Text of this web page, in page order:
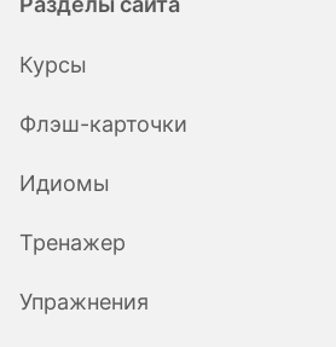
Курсы
Флэш-карточки
Идиомы
Тренажер
Упражнения